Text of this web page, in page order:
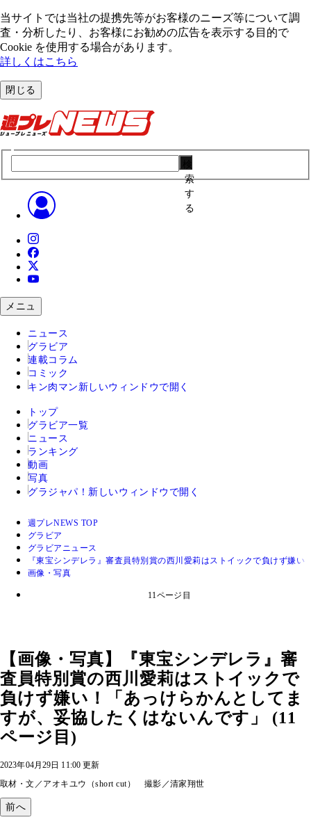
当サイトでは当社の提携先等がお客様のニーズ等について調
査・分析したり、お客様にお勧めの広告を表⽰する⽬的で
Cookie を使⽤する場合があります。
詳しくはこちら
閉じる
索
す
る
メニュ
ニュース
グラビア
連載コラム
コミック
キン肉マン 新しいウィンドウで開く
トップ
グラビア一覧
ニュース
ランキング
動画
写真
グラジャパ！ 新しいウィンドウで開く
週プレNEWS TOP
グラビア
グラビアニュース
『東宝シンデレラ』審査員特別賞の西川愛莉はストイックで負けず嫌
画像・写真
11ページ目
【画像・写真】『東宝シンデレラ』審
査員特別賞の西川愛莉はストイックで
負けず嫌い！「あっけらかんとしてま
すが、妥協したくはないんです」 (11
ページ目)
2023年04月29日 11:00 更新
取材・文／アオキユウ（short cut） 撮影／清家翔世
前へ